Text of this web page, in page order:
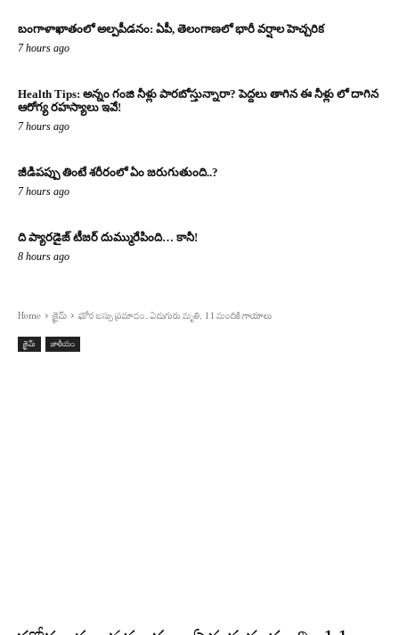
బంగాళాఖాతంలో అల్పపీడనం: ఏపీ, తెలంగాణలో భారీ వర్షాల హెచ్చరిక
7 hours ago
Health Tips: అన్నం గంజి నీళ్లు పారబోస్తున్నారా? పెద్దలు తాగిన ఈ నీళ్లు లో దాగిన
ఆరోగ్య రహస్యాలు ఇవే!
7 hours ago
జీడిపప్పు తింటే శరీరంలో ఏం జరుగుతుంది..?
7 hours ago
ది ప్యారడైజ్ టీజర్ దుమ్మురేపింది… కానీ!
8 hours ago